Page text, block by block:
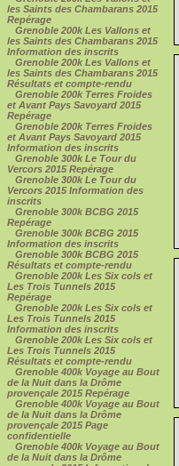
les Saints des Chambarans 2015
Repérage
Grenoble 200k Les Vallons et
les Saints des Chambarans 2015
Information des inscrits
Grenoble 200k Les Vallons et
les Saints des Chambarans 2015
Résultats et compte-rendu
Grenoble 200k Terres Froides
et Avant Pays Savoyard 2015
Repérage
Grenoble 200k Terres Froides
et Avant Pays Savoyard 2015
Information des inscrits
Grenoble 300k Le Tour du
Vercors 2015 Repérage
Grenoble 300k Le Tour du
Vercors 2015 Information des
inscrits
Grenoble 300k BCBG 2015
Repérage
Grenoble 300k BCBG 2015
Information des inscrits
Grenoble 300k BCBG 2015
Résultats et compte-rendu
Grenoble 200k Les Six cols et
Les Trois Tunnels 2015
Repérage
Grenoble 200k Les Six cols et
Les Trois Tunnels 2015
Information des inscrits
Grenoble 200k Les Six cols et
Les Trois Tunnels 2015
Résultats et compte-rendu
Grenoble 400k Voyage au Bout
de la Nuit dans la Drôme
provençale 2015 Repérage
Grenoble 400k Voyage au Bout
de la Nuit dans la Drôme
provençale 2015 Page
confidentielle
Grenoble 400k Voyage au Bout
de la Nuit dans la Drôme